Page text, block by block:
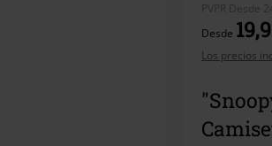
PVPR Desde
Desde
Los precios